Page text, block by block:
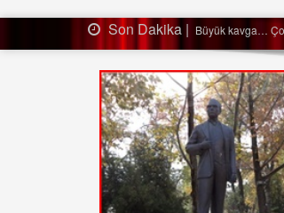
Son Dakika | Ağaçtan düştü…